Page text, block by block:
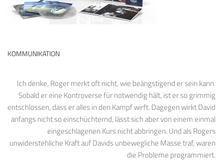
KOMMUNIKATION
Ich denke, Roger merkt oft nicht, wie beängstigend er sein kann.
Sobald er eine Kontroverse für notwendig hält, ist er so grimmig
entschlossen, dass er alles in den Kampf wirft. Dagegen wirkt David
anfangs nicht so einschüchternd, lässt sich aber von einem einmal
eingeschlagenen Kurs nicht abbringen. Und als Rogers
unwiderstehliche Kraft auf Davids unbewegliche Masse traf, waren
die Probleme programmiert.